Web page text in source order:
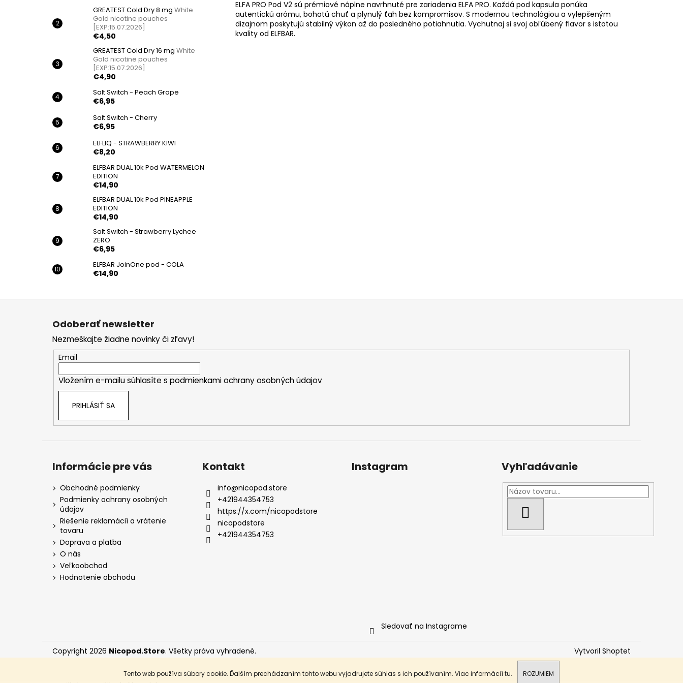
Tento web používa súbory cookie. Ďalším prechádzaním tohto webu vyjadrujete súhlas s ich používaním. Viac informáciítu. ROZUMIEM
GREATEST Cold Dry 8 mg White
Gold nicotine pouches
[EXP:15.07.2026]
€4,50
GREATEST Cold Dry 16 mg White
Gold nicotine pouches
[EXP:15.07.2026]
€4,90
Salt Switch - Peach Grape
€6,95
Salt Switch - Cherry
€6,95
ELFLIQ - STRAWBERRY KIWI
€8,20
ELFBAR DUAL 10k Pod WATERMELON
EDITION
€14,90
ELFBAR DUAL 10k Pod PINEAPPLE
EDITION
€14,90
Salt Switch - Strawberry Lychee
ZERO
€6,95
ELFBAR JoinOne pod - COLA
€14,90
ELFA PRO Pod V2 sú prémiové náplne navrhnuté pre zariadenia ELFA PRO. Každá pod kapsula ponúka
autentickú arómu, bohatú chuť a plynulý ťah bez kompromisov. S modernou technológiou a vylepšeným
dizajnom poskytujú stabilný výkon až do posledného potiahnutia. Vychutnaj si svoj obľúbený flavor s istotou
kvality od ELFBAR.
Z
Odoberať newsletter
Nezmeškajte žiadne novinky či zľavy!
Email
Vložením e-mailu súhlasíte s podmienkami ochrany osobných údajov
PRIHLÁSIŤ SA
Informácie pre vás
Obchodné podmienky
Podmienky ochrany osobných
údajov
Riešenie reklamácií a vrátenie
tovaru
Doprava a platba
O nás
Veľkoobchod
Hodnotenie obchodu
Kontakt
info@nicopod.store
+421944354753
https://x.com/nicopodstore
nicopodstore
+421944354753
Instagram
Sledovať na Instagrame
Vyhľadávanie
Vytvoril Shoptet
Copyright 2026 Nicopod.Store. Všetky práva vyhradené.